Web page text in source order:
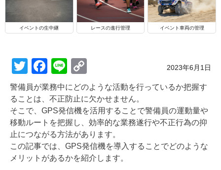
イベントの生中継 レースの進行管理 イベント車両の管理
2023年6月1日
T
wi
tt
er
F
a
c
e
b
o
o
Li
n
e
o
p
y
Li
n
k
警備員が業務中にどのような活動を行っているか把握す
ることは、不正防止に欠かせません。
そこで、GPS発信機を活用することで警備員の運動量や
移動ルートを把握し、効率的な業務遂行や不正行為の抑
止につながる方法があります。
この記事では、GPS発信機を導入することでどのような
メリットがあるかを紹介します。